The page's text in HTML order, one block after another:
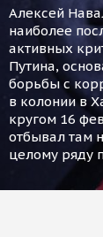
Алексей
наиболее
активных
Путина,
борьбы с
в колонии в
кругом 16
отбывал там
целому ряду